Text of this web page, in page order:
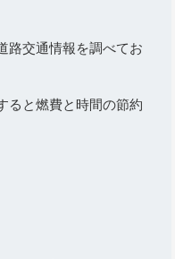
路交通情報を調べてお
ると燃費と時間の節約